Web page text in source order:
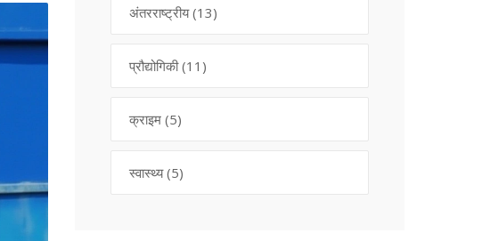
अंतरराष्ट्रीय(13)
प्रौद्योगिकी(11)
क्राइम (5)
स्वास्थ्य(5)